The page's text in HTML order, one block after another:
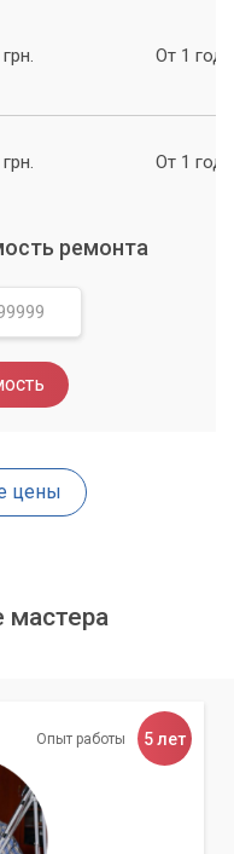
– это процедура,
и самое важное –
снимите боковую
корпус
плате необходимо
типа "CMOS Clear",
или просто
секунд) и
Если это два
верните все
корпус и подключите
должен
BIOS.
От 1 года
От 1 года
ремонта
цены
Опыт работы 5 лет